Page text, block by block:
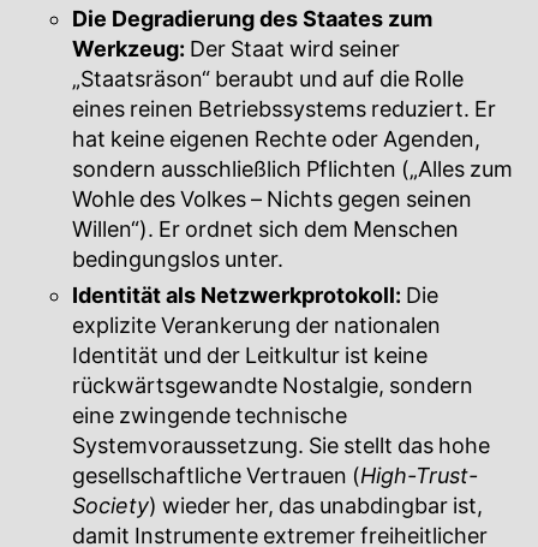
Die Degradierung des Staates zum
Werkzeug: Der Staat wird seiner
„Staatsräson“ beraubt und auf die Rolle
eines reinen Betriebssystems reduziert. Er
hat keine eigenen Rechte oder Agenden,
sondern ausschließlich Pflichten („Alles zum
Wohle des Volkes – Nichts gegen seinen
Willen“). Er ordnet sich dem Menschen
bedingungslos unter.
Identität als Netzwerkprotokoll: Die
explizite Verankerung der nationalen
Identität und der Leitkultur ist keine
rückwärtsgewandte Nostalgie, sondern
eine zwingende technische
Systemvoraussetzung. Sie stellt das hohe
gesellschaftliche Vertrauen (High-Trust-
Society) wieder her, das unabdingbar ist,
damit Instrumente extremer freiheitlicher